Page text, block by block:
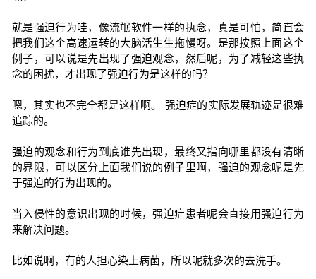
就是强迫行为哇，像流氓软件一样的执念，真是可怕，简直会
把我们这个高速运转的大脑活生生拖慢呀。是那按照上面这个
例子，可以说是先出现了强迫观念，然后呢，为了减轻这些执
念的困扰，才出现了强迫行为是这样的吗？
嗯，其实也不完全都是这样啊。 强迫症的实际发展轨迹是很难
追踪的。
强迫的观念和行为到底谁先出现，最终又指向哪里都没有清晰
的界限，可以区分上面我们说的例子里啊，强迫的观念呢是先
于强迫的行为出现的。
当入侵性的意识出现的时候，强迫症患者呢会直接用强迫行为
来解决问题。
比如说啊，有的人担心染上病菌，所以呢就多次的去洗手。